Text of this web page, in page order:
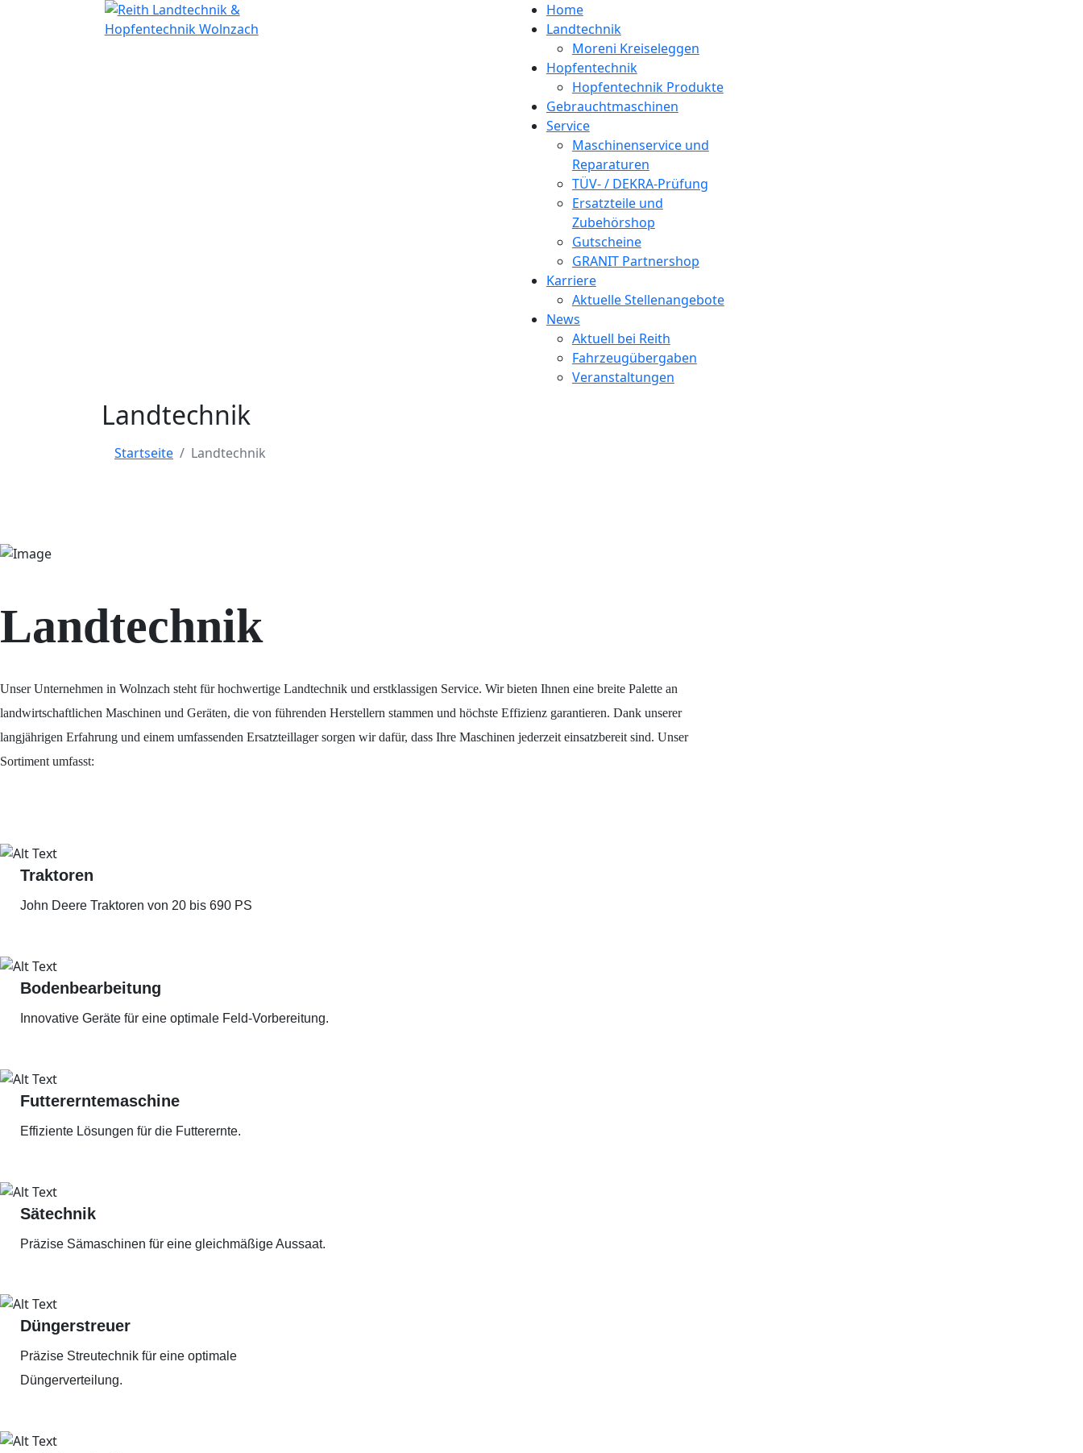
Home
Landtechnik
Moreni Kreiseleggen
Hopfentechnik
Hopfentechnik Produkte
Gebrauchtmaschinen
Service
Maschinenservice und
Reparaturen
TÜV- / DEKRA-Prüfung
Ersatzteile und
Zubehörshop
Gutscheine
GRANIT Partnershop
Karriere
Aktuelle Stellenangebote
News
Aktuell bei Reith
Fahrzeugübergaben
Veranstaltungen
Landtechnik
Startseite Landtechnik
Landtechnik
Unser Unternehmen in Wolnzach steht für hochwertige Landtechnik und erstklassigen Service. Wir bieten Ihnen eine breite Palette an
landwirtschaftlichen Maschinen und Geräten, die von führenden Herstellern stammen und höchste Effizienz garantieren. Dank unserer
langjährigen Erfahrung und einem umfassenden Ersatzteillager sorgen wir dafür, dass Ihre Maschinen jederzeit einsatzbereit sind. Unser
Sortiment umfasst:
Traktoren
John Deere Traktoren von 20 bis 690 PS
Bodenbearbeitung
Innovative Geräte für eine optimale Feld-Vorbereitung.
Futtererntemaschine
Effiziente Lösungen für die Futterernte.
Sätechnik
Präzise Sämaschinen für eine gleichmäßige Aussaat.
Düngerstreuer
Präzise Streutechnik für eine optimale
Düngerverteilung.